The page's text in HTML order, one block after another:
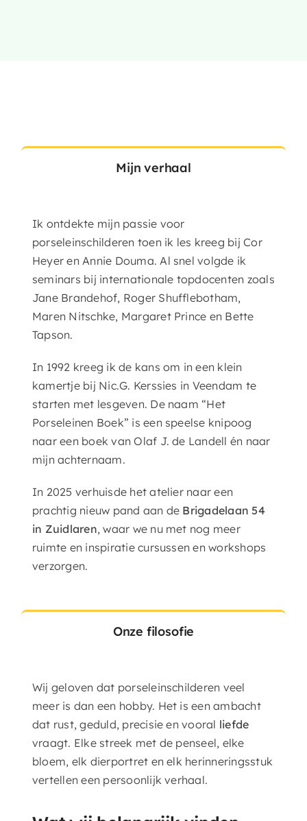
Mijn verhaal
Ik ontdekte mijn passie voor
porseleinschilderen toen ik les kreeg bij Cor
Heyer en Annie Douma. Al snel volgde ik
seminars bij internationale topdocenten zoals
Jane Brandehof, Roger Shufflebotham,
Maren Nitschke, Margaret Prince en Bette
Tapson.
In 1992 kreeg ik de kans om in een klein
kamertje bij Nic.G. Kerssies in Veendam te
starten met lesgeven. De naam “Het
Porseleinen Boek” is een speelse knipoog
naar een boek van Olaf J. de Landell én naar
mijn achternaam.
In 2025 verhuisde het atelier naar een
prachtig nieuw pand aan de Brigadelaan 54
in Zuidlaren, waar we nu met nog meer
ruimte en inspiratie cursussen en workshops
verzorgen.
Onze filosofie
Wij geloven dat porseleinschilderen veel
meer is dan een hobby. Het is een ambacht
dat rust, geduld, precisie en vooral liefde
vraagt. Elke streek met de penseel, elke
bloem, elk dierportret en elk herinneringsstuk
vertellen een persoonlijk verhaal.